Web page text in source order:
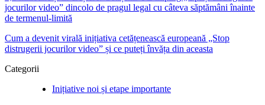
jocurilor video” dincolo de pragul legal cu câteva săptămâni înainte
de termenul-limită
Cum a devenit virală inițiativa cetățenească europeană „Stop
distrugerii jocurilor video” și ce puteți învăța din aceasta
Categorii
Inițiative noi și etape importante